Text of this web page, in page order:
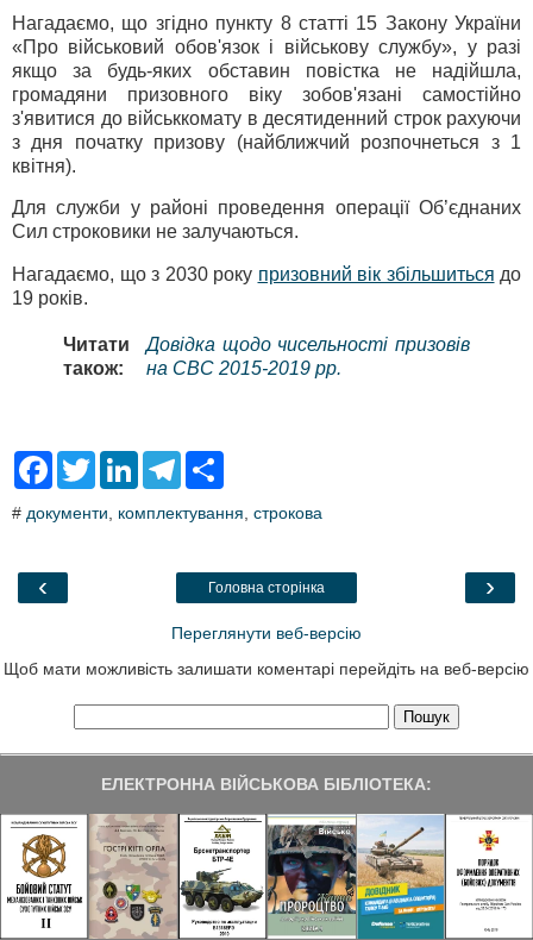
Нагадаємо, що згідно пункту 8 статті 15 Закону України
«Про військовий обов'язок і військову службу», у разі
якщо за будь-яких обставин повістка не надійшла,
громадяни призовного віку зобов'язані самостійно
з'явитися до військкомату в десятиденний строк рахуючи
з дня початку призову (найближчий розпочнеться з 1
квітня).
Для служби у районі проведення операції Об’єднаних
Сил строковики не залучаються.
Нагадаємо, що з 2030 року призовний вік збільшиться до
19 років.
Читати
також:
Довідка щодо чисельності призовів
на СВС 2015-2019 рр.
F
e
o
T
t
L
k
T
e
a
r
# документи комплектування строкова
‹ ›
Головна сторінка
Переглянути веб-версію
Щоб мати можливість залишати коментарі перейдіть на веб-версію
ЕЛЕКТРОННА ВІЙСЬКОВА БІБЛІОТЕКА: